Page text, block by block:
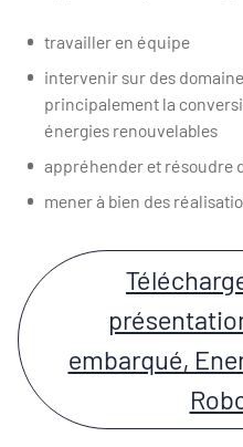
travailler en équipe
intervenir sur des
principalement la
énergies renouvelables
appréhender et résoudre
mener à bien des
embarqué,